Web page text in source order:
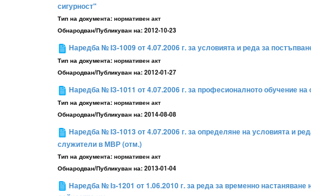
сигурност"
Тип на документа: нормативен акт
Обнародван/Публикуван на: 2012-10-23
Наредба № IЗ-1009 от 4.07.2006 г. за условията и реда за
Тип на документа: нормативен акт
Обнародван/Публикуван на: 2012-01-27
Наредба № IЗ-1011 от 4.07.2006 г. за професионалното обучение
Тип на документа: нормативен акт
Обнародван/Публикуван на: 2014-08-08
Наредба № IЗ-1013 от 4.07.2006 г. за определяне на условията и
служители в МВР (отм.)
Тип на документа: нормативен акт
Обнародван/Публикуван на: 2013-01-04
Наредба № Iз-1201 от 1.06.2010 г. за реда за временно